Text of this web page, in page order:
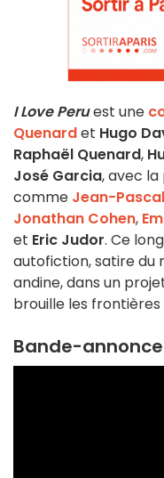
I Love Peruest une
Quenardet Hugo
Raphaël Quenard,
José Garcia, avec
comme Jean-
Jonathan Cohen,
et Eric Judor. Ce
autofiction, satire du
andine, dans un
brouille les
Bande-